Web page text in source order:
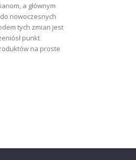
a głównym
nowoczesnych
tych zmian jest
punkt
na proste